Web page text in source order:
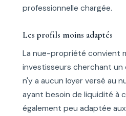
professionnelle chargée.
Les profils moins adaptés
La nue-propriété convient
investisseurs cherchant un
n'y a aucun loyer versé au
ayant besoin de liquidité à
également peu adaptée